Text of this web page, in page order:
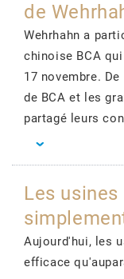
de
Wehrhahn a
chinoise BCA
17 novembre.
de BCA et les
partagé leurs
Les
Aujourd'hui, les
efficace